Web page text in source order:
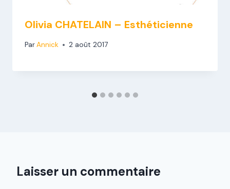
Olivia CHATELAIN – Esthéticienne
ParAnnick 2 août 2017
Laisser un commentaire